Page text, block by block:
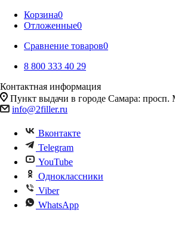
Корзина0
Отложенные0
Сравнение товаров0
8 800 333 40 29
Контактная информация
Пункт выдачи в городе Самара: просп.
info@2filler.ru
Вконтакте
Telegram
YouTube
Одноклассники
Viber
WhatsApp